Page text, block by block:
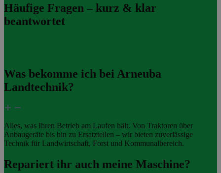
Häufige Fragen – kurz & klar
beantwortet
Was bekomme ich bei Arneuba
Landtechnik?
Alles, was Ihren Betrieb am Laufen hält. Von Traktoren über
Anbaugeräte bis hin zu Ersatzteilen – wir bieten zuverlässige
Technik für Landwirtschaft, Forst und Kommunalbereich.
Repariert ihr auch meine Maschine?